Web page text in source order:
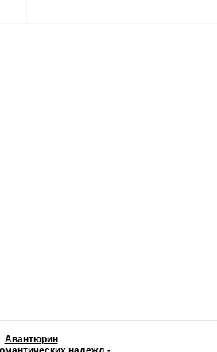
Авантюрин